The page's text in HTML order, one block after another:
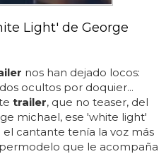
Light' de George
nos han dejado locos:
ocultos por doquier...
trailer, que no teaser, del
michael, ese 'white light'
cantante tenía la voz más
que le acompaña